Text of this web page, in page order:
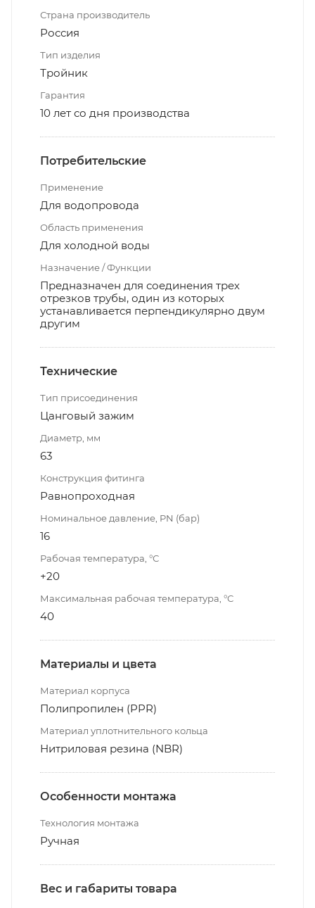
Страна производитель
Россия
Тип изделия
Тройник
Гарантия
10 лет со дня производства
Потребительские
Применение
Для водопровода
Область применения
Для холодной воды
Назначение / Функции
Предназначен для соединения трех
отрезков трубы, один из которых
устанавливается перпендикулярно двум
другим
Технические
Тип присоединения
Цанговый зажим
Диаметр, мм
63
Конструкция фитинга
Равнопроходная
Номинальное давление, PN (бар)
16
Рабочая температура, °С
+20
Максимальная рабочая температура, °С
40
Материалы и цвета
Материал корпуса
Полипропилен (PPR)
Материал уплотнительного кольца
Нитриловая резина (NBR)
Особенности монтажа
Технология монтажа
Ручная
Вес и габариты товара